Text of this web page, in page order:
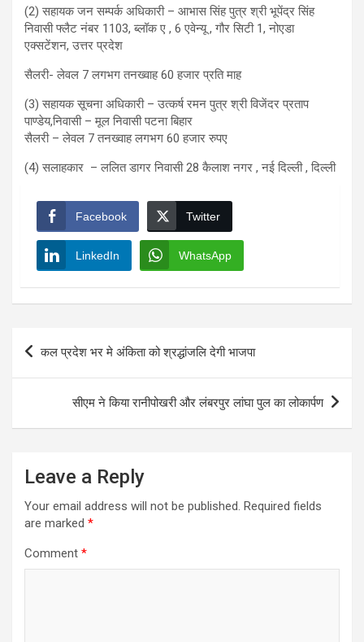
(2) सहायक जन सम्पर्क अधिकारी – आभास सिंह पुत्र श्री भूपेंद्र सिंह
निवासी फ्लैट नंबर 1103, ब्लॉक ए , 6 एवेन्यू , गौर सिटी 1, नोएडा
एक्सटेंशन, उत्तर प्रदेश
सैलरी- लेवल 7 लगभग तनख्वाह 60 हजार प्रति माह
(3) सहायक सूचना अधिकारी – उत्कर्ष रमन पुत्र श्री विजेंदर प्रताप
पाण्डेय,निवासी – मूल निवासी पटना बिहार
सैलरी – लेवल 7 तनख्वाह लगभग 60 हजार रुपए
(4) सलाहकार – ललित डागर निवासी 28 कैलाश नगर , नई दिल्ली , दिल्ली
Facebook Twitter
LinkedIn WhatsApp
Post
navigation
कल प्रदेश भर मे अंकिता को श्रद्धांजलि देगी भाजपा
सीएम ने किया रानीपोखरी और लंबरपुर लांघा पुल का लोकार्पण
Leave a Reply
Your email address will not be published. Required fields
are marked *
Comment *